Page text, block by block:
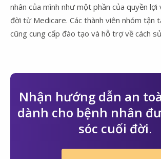
nhân của mình như một phần của quyền lợi
đời từ Medicare. Các thành viên nhóm tận
cũng cung cấp đào tạo và hỗ trợ về cách
Nhận hướng dẫn an
dành cho bệnh nhân
sóc cuối đời.